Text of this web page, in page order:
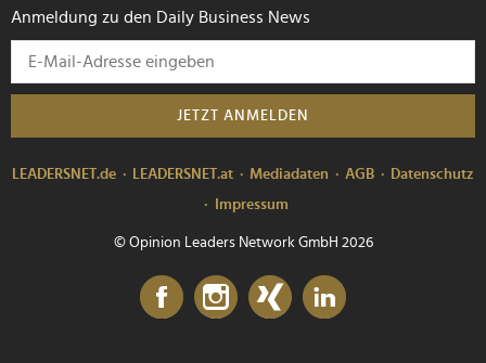
Anmeldung zu den Daily Business News
JETZT ANMELDEN
LEADERSNET.de LEADERSNET.at Mediadaten AGB
Datenschutz
Impressum
© Opinion Leaders Network GmbH 2026